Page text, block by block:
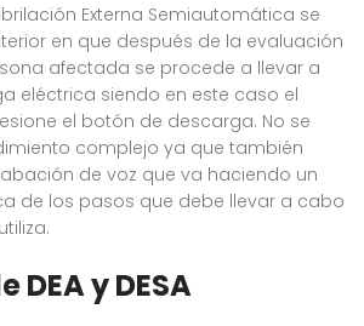
Externa Semiautomática se
en que después de la evaluación
afectada se procede a llevar a
eléctrica siendo en este caso el
el botón de descarga. No se
complejo ya que también
de voz que va haciendo un
de los pasos que debe llevar a cabo
y DESA